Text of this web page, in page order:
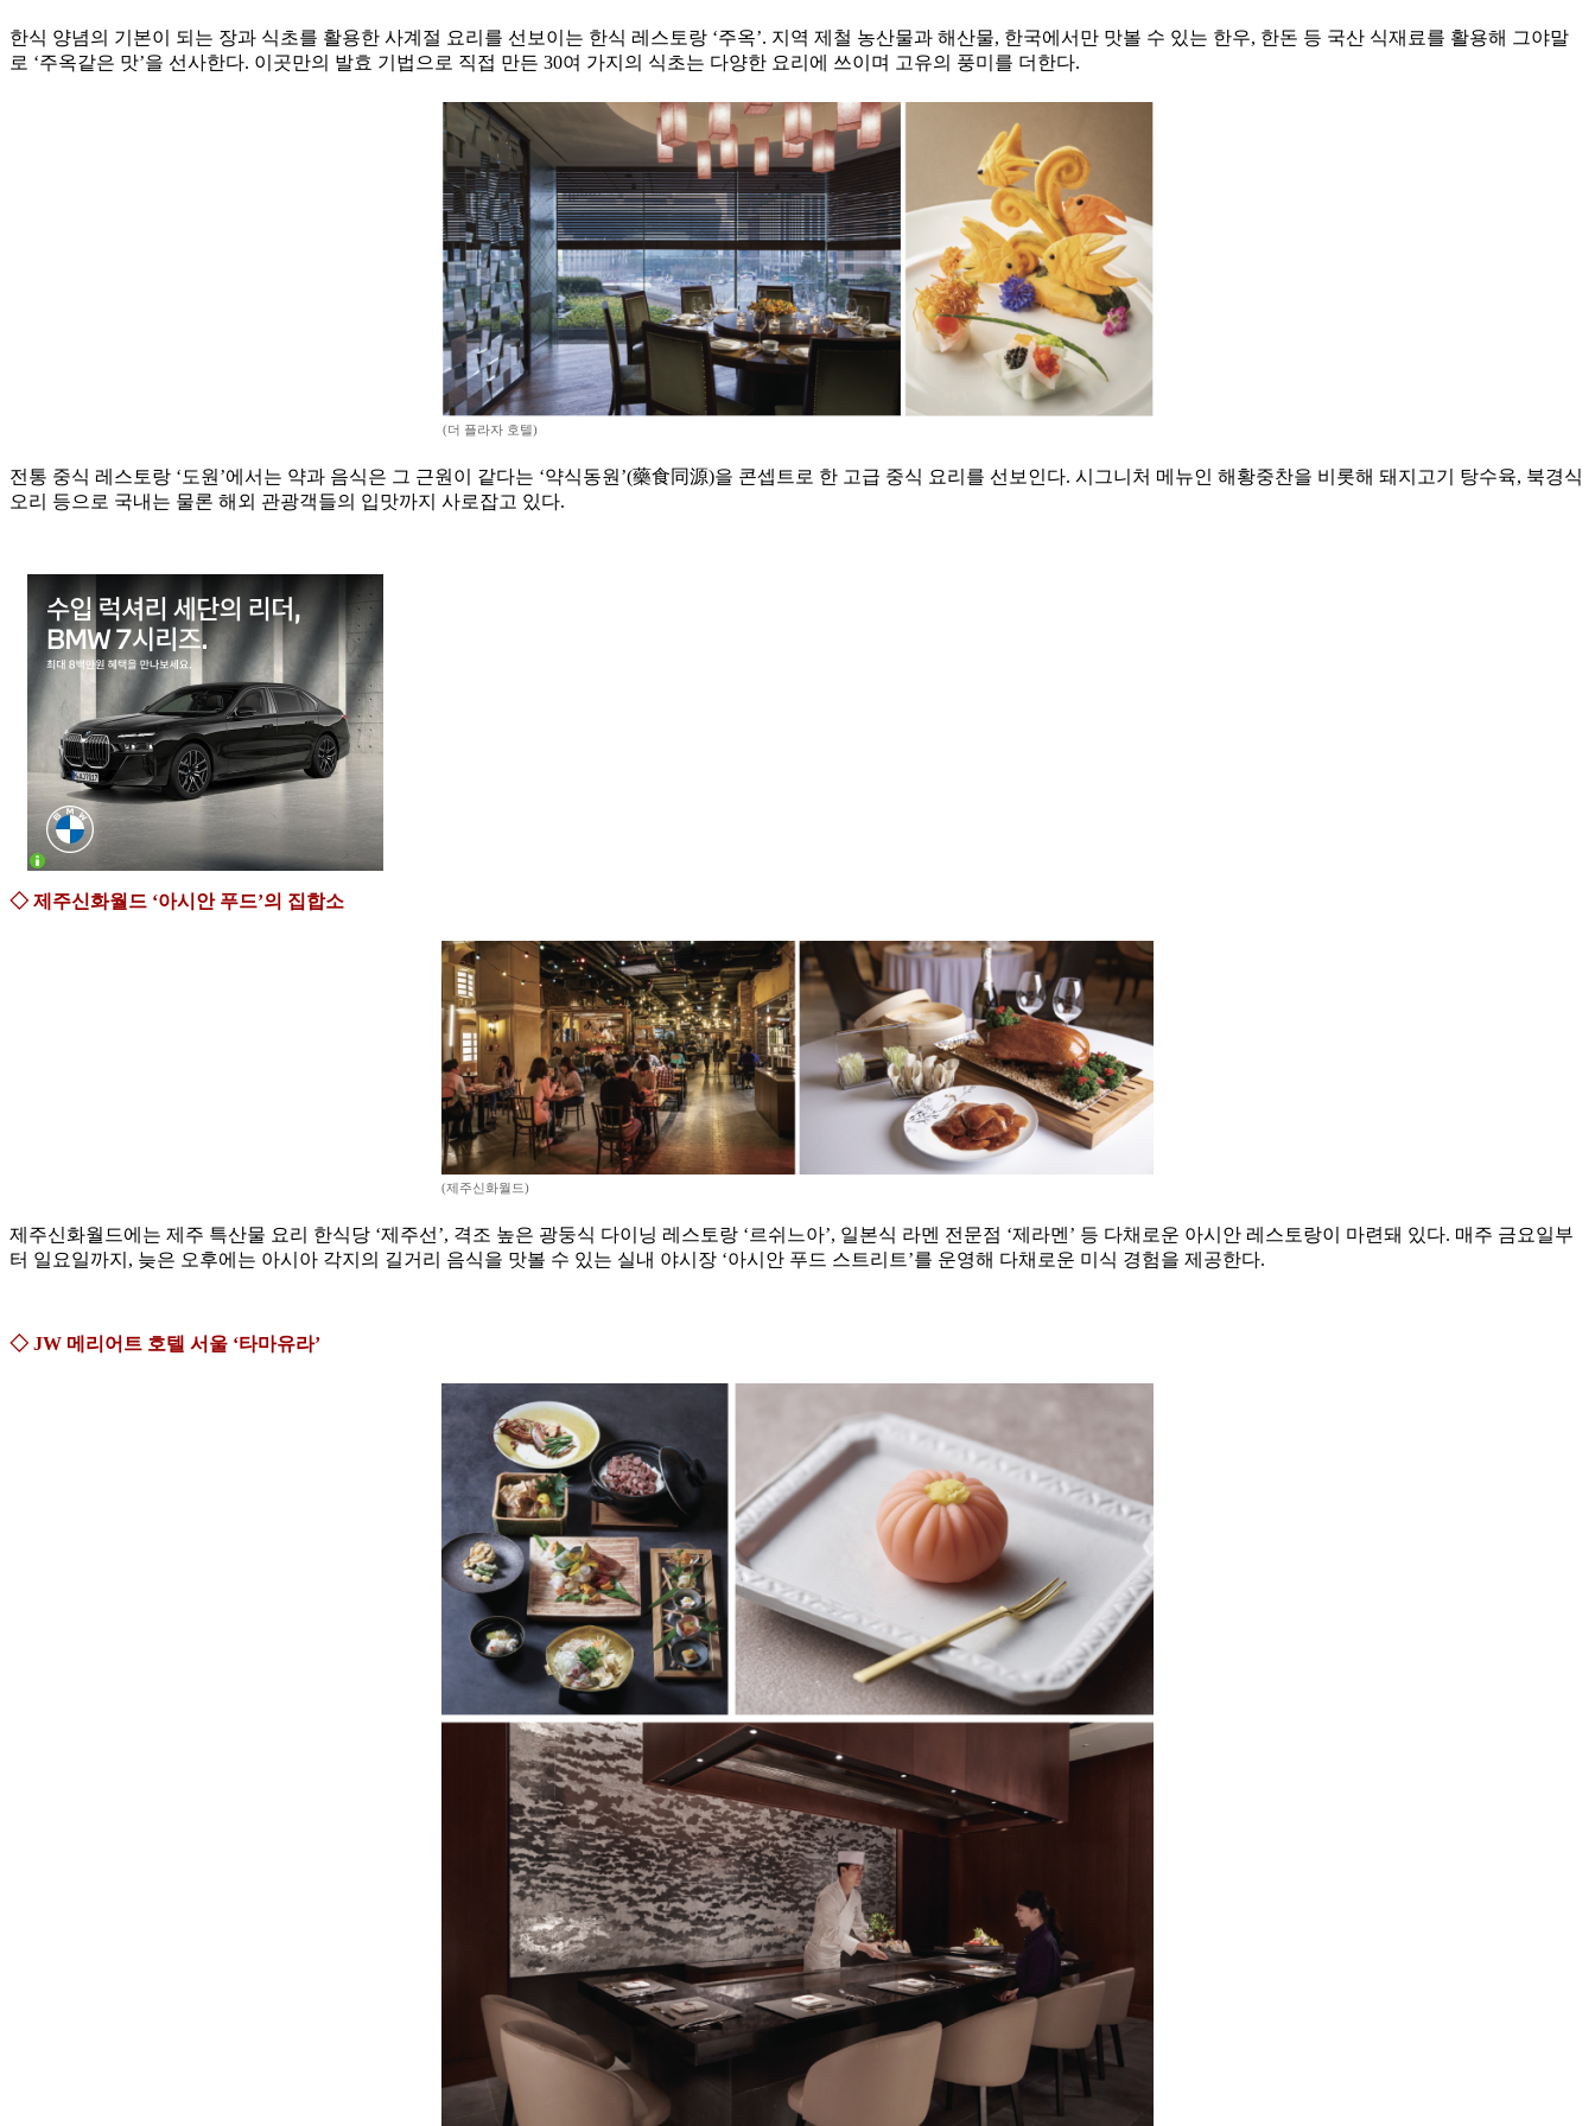
한식 양념의 기본이 되는 장과 식초를 활용한 사계절 요리를 선보이는 한식 레스토랑 ‘주옥’. 지역 제철 농산물과 해산물, 한국에서만 맛볼 수 있는 한우, 한돈 등 국산 식재료를 활용해 그야말
로 ‘주옥같은 맛’을 선사한다. 이곳만의 발효 기법으로 직접 만든 30여 가지의 식초는 다양한 요리에 쓰이며 고유의 풍미를 더한다.
(더 플라자 호텔)
전통 중식 레스토랑 ‘도원’에서는 약과 음식은 그 근원이 같다는 ‘약식동원’(藥食同源)을 콘셉트로 한 고급 중식 요리를 선보인다. 시그니처 메뉴인 해황중찬을 비롯해 돼지고기 탕수육, 북경식
오리 등으로 국내는 물론 해외 관광객들의 입맛까지 사로잡고 있다.
◇ 제주신화월드 ‘아시안 푸드’의 집합소
(제주신화월드)
제주신화월드에는 제주 특산물 요리 한식당 ‘제주선’, 격조 높은 광둥식 다이닝 레스토랑 ‘르쉬느아’, 일본식 라멘 전문점 ‘제라멘’ 등 다채로운 아시안 레스토랑이 마련돼 있다. 매주 금요일부
터 일요일까지, 늦은 오후에는 아시아 각지의 길거리 음식을 맛볼 수 있는 실내 야시장 ‘아시안 푸드 스트리트’를 운영해 다채로운 미식 경험을 제공한다.
◇ JW 메리어트 호텔 서울 ‘타마유라’